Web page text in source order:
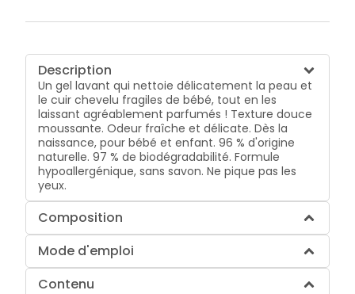
Description
Un gel lavant qui nettoie délicatement la peau et
le cuir chevelu fragiles de bébé, tout en les
laissant agréablement parfumés ! Texture douce
moussante. Odeur fraîche et délicate. Dès la
naissance, pour bébé et enfant. 96 % d'origine
naturelle. 97 % de biodégradabilité. Formule
hypoallergénique, sans savon. Ne pique pas les
yeux.
Composition
Mode d'emploi
Contenu